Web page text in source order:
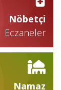
Nöbetçi
Eczaneler
Namaz